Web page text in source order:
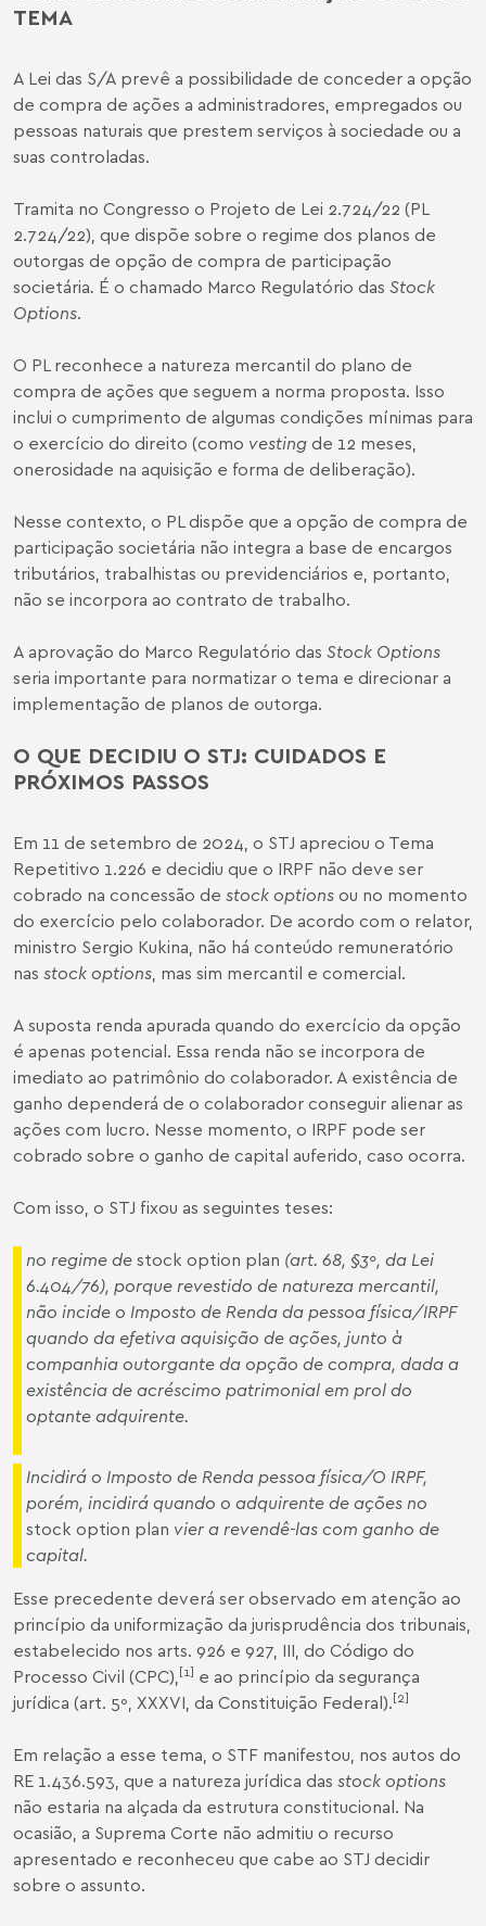
TEMA
A Lei das S/A prevê a possibilidade de conceder a opção
de compra de ações a administradores, empregados ou
pessoas naturais que prestem serviços à sociedade ou a
suas controladas.
Tramita no Congresso o Projeto de Lei 2.724/22 (PL
2.724/22) que dispõe sobre o regime dos planos de
outorgas de opção de compra de participação
societária. É o chamado Marco Regulatório das Stock
Options.
O PL reconhece a natureza mercantil do plano de
compra de ações que seguem a norma proposta. Isso
inclui o cumprimento de algumas condições mínimas para
o exercício do direito (como vesting de 12 meses,
onerosidade na aquisição e forma de deliberação).
Nesse contexto, o PL dispõe que a opção de compra de
participação societária não integra a base de encargos
tributários, trabalhistas ou previdenciários e, portanto,
não se incorpora ao contrato de trabalho.
A aprovação do Marco Regulatório das Stock Options
seria importante para normatizar o tema e direcionar a
implementação de planos de outorga.
O QUE DECIDIU O STJ: CUIDADOS E
PRÓXIMOS PASSOS
Em 11 de setembro de 2024, o STJ apreciou o Tema
Repetitivo 1.226 e decidiu que o IRPF não deve ser
cobrado na concessão de stock options ou no momento
do exercício pelo colaborador. De acordo com o relator,
ministro Sergio Kukina, não há conteúdo remuneratório
nas stock options , mas sim mercantil e comercial.
A suposta renda apurada quando do exercício da opção
é apenas potencial. Essa renda não se incorpora de
imediato ao patrimônio do colaborador. A existência de
ganho dependerá de o colaborador conseguir alienar as
ações com lucro. Nesse momento, o IRPF pode ser
cobrado sobre o ganho de capital auferido, caso ocorra.
Com isso, o STJ fixou as seguintes teses:
no regime de stock option plan (art. 68, §3º, da Lei
6.404/76), porque revestido de natureza mercantil,
não incide o Imposto de Renda da pessoa física/IRPF
quando da efetiva aquisição de ações, junto à
companhia outorgante da opção de compra, dada a
existência de acréscimo patrimonial em prol do
optante adquirente.
Incidirá o Imposto de Renda pessoa física/O IRPF,
porém, incidirá quando o adquirente de ações no
stock option plan vier a revendê-las com ganho de
capital.
Esse precedente deverá ser observado em atenção ao
princípio da uniformização da jurisprudência dos tribunais,
estabelecido nos arts. 926 e 927, III, do Código do
Processo Civil (CPC), [1] e ao princípio da segurança
jurídica (art. 5º, XXXVI, da Constituição Federal).[2]
Em relação a esse tema, o STF manifestou, nos autos do
RE 1.436.593 , que a natureza jurídica das stock options
não estaria na alçada da estrutura constitucional. Na
ocasião, a Suprema Corte não admitiu o recurso
apresentado e reconheceu que cabe ao STJ decidir
sobre o assunto.